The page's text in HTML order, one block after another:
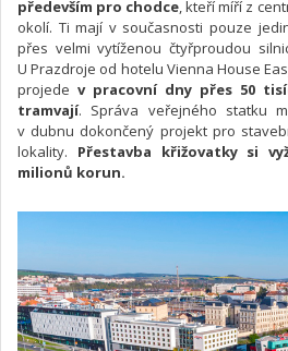
především pro chodce , kteří míří z
okolí. Ti mají v současnosti pouze
přes velmi vytíženou čtyřproudou
U Prazdroje od hotelu Vienna House
projede v pracovní dny přes 50
tramvají. Správa veřejného statku
v dubnu dokončený projekt pro
lokality. Přestavba křižovatky si
milionů korun.